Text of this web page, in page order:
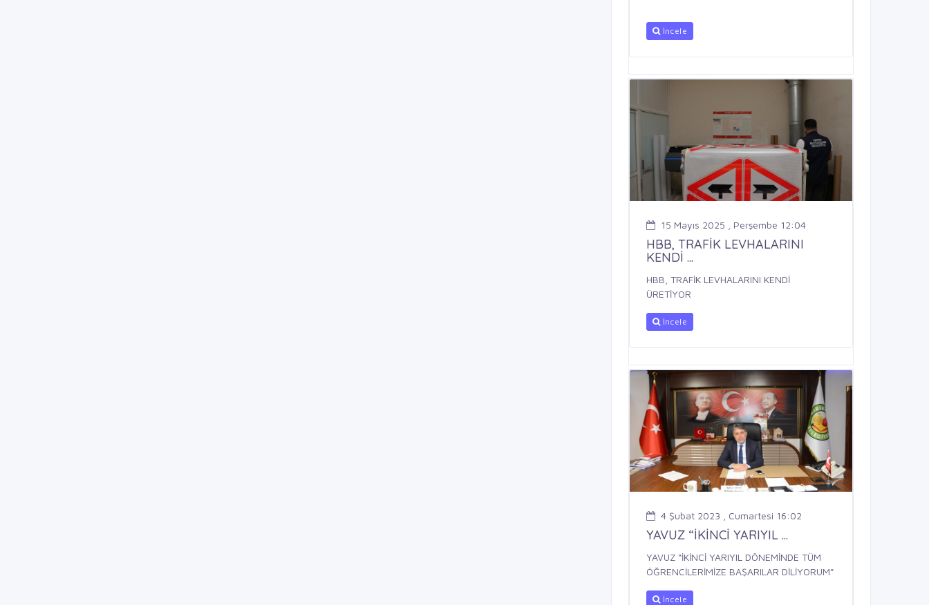
İncele
15 Mayıs 2025 , Perşembe 12:04
HBB, TRAFİK LEVHALARINI
KENDİ ...
HBB, TRAFİK LEVHALARINI KENDİ
ÜRETİYOR
İncele
4 Şubat 2023 , Cumartesi 16:02
YAVUZ “İKİNCİ YARIYIL ...
YAVUZ “İKİNCİ YARIYIL DÖNEMİNDE TÜM
ÖĞRENCİLERİMİZE BAŞARILAR DİLİYORUM”
İncele